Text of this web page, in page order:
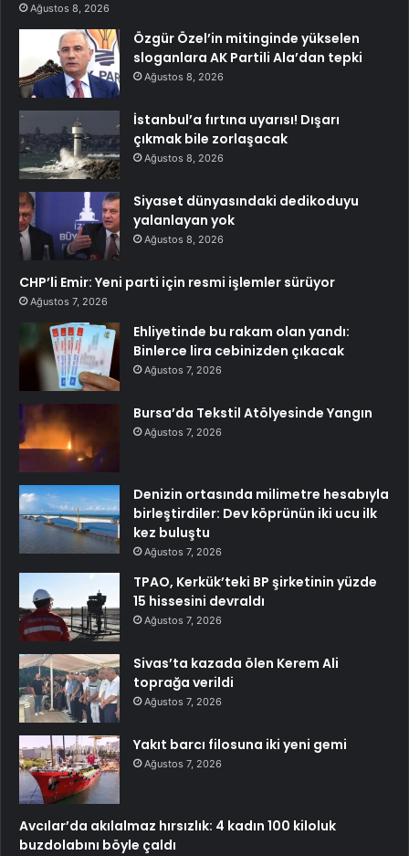
Ağustos 8, 2026
Özgür Özel’in mitinginde yükselen
sloganlara AK Partili Ala’dan tepki
Ağustos 8, 2026
İstanbul’a fırtına uyarısı! Dışarı
çıkmak bile zorlaşacak
Ağustos 8, 2026
Siyaset dünyasındaki dedikoduyu
yalanlayan yok
Ağustos 8, 2026
CHP’li Emir: Yeni parti için resmi işlemler sürüyor
Ağustos 7, 2026
Ehliyetinde bu rakam olan yandı:
Binlerce lira cebinizden çıkacak
Ağustos 7, 2026
Bursa’da Tekstil Atölyesinde Yangın
Ağustos 7, 2026
Denizin ortasında milimetre hesabıyla
birleştirdiler: Dev köprünün iki ucu ilk
kez buluştu
Ağustos 7, 2026
TPAO, Kerkük’teki BP şirketinin yüzde
15 hissesini devraldı
Ağustos 7, 2026
Sivas’ta kazada ölen Kerem Ali
toprağa verildi
Ağustos 7, 2026
Yakıt barcı filosuna iki yeni gemi
Ağustos 7, 2026
Avcılar’da akılalmaz hırsızlık: 4 kadın 100 kiloluk
buzdolabını böyle çaldı